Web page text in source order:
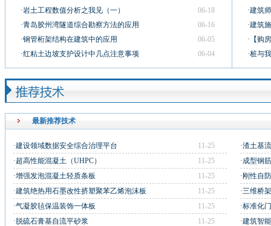
06-18
·岩土工程数值分析之我见（一）
06-16
·青岛胶州湾隧道综合勘察方法的应用
06-05
·钢管桁架结构在建筑中的应用
06-04
·红粘土边坡支护设计中几点注意事项
·建筑
·建筑
·【购
·桩与
最新推荐技术
11-25
·建设领域数据安全综合治理平台
11-25
·超高性能混凝土（UHPC）
11-25
·增强发泡混凝土轻质条板
11-25
·建筑绝热用石墨改性挤塑聚苯乙烯泡沫板
11-25
·气凝胶毡保温装饰一体板
11-25
·脱硫石膏基自流平砂浆
·渣土基
·成型钢
·刚性自
·三维桥
·标准化
·建筑智